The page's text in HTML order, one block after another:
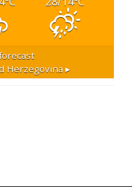
Herzegovina ▸